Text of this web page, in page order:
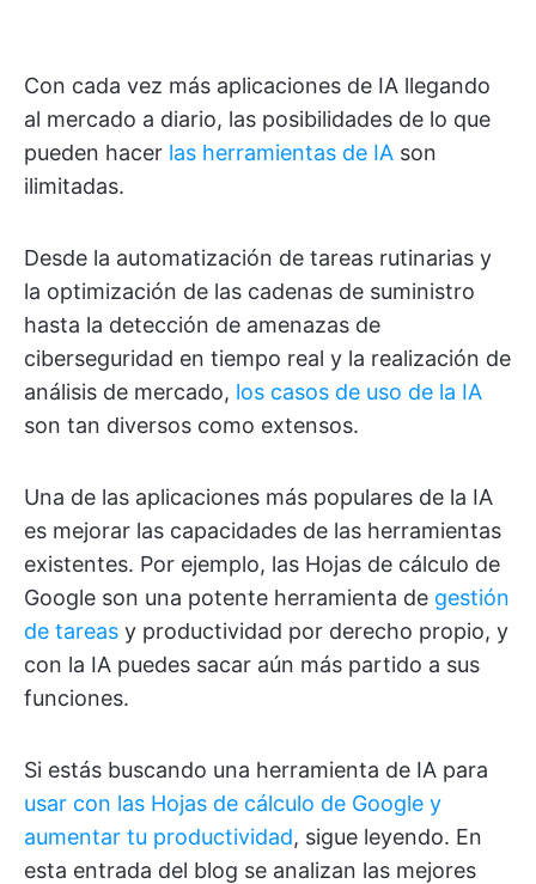
Con cada vez más aplicaciones de IA llegando
al mercado a diario, las posibilidades de lo que
pueden hacer las herramientas de IA son
ilimitadas.
Desde la automatización de tareas rutinarias y
la optimización de las cadenas de suministro
hasta la detección de amenazas de
ciberseguridad en tiempo real y la realización de
análisis de mercado, los casos de uso de la IA
son tan diversos como extensos.
Una de las aplicaciones más populares de la IA
es mejorar las capacidades de las herramientas
existentes. Por ejemplo, las Hojas de cálculo de
Google son una potente herramienta de gestión
de tareas y productividad por derecho propio, y
con la IA puedes sacar aún más partido a sus
funciones.
Si estás buscando una herramienta de IA para
usar con las Hojas de cálculo de Google y
aumentar tu productividad, sigue leyendo. En
esta entrada del blog se analizan las mejores